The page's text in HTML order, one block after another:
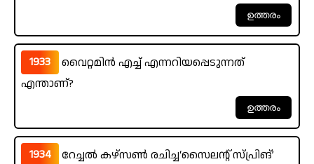
1933
വൈറ്റമിൻ എച്ച് എന്നറിയപ്പെടുന്നത്
എന്താണ്?
1934
റേച്ചൽ കഴ്സൺ രചിച്ച‘സൈലന്റ് സ്പ്രിങ്’